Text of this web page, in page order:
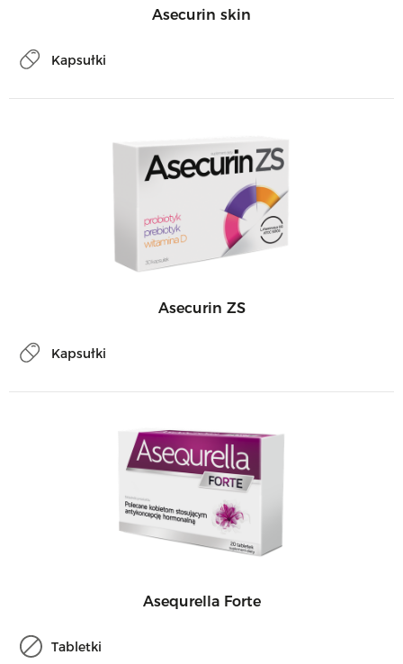
Asecurin skin
Kapsułki
Asecurin ZS
Kapsułki
Asequrella Forte
Tabletki